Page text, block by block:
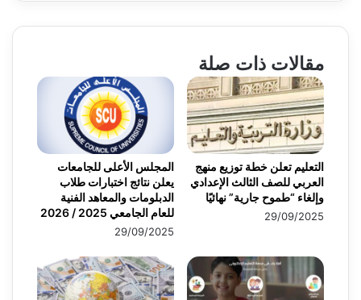
مقالات ذات صلة
المجلس الأعلى للجامعات
يعلن نتائج اختبارات طلاب
الدبلومات والمعاهد الفنية
للعام الجامعي 2025 / 2026
29/09/2025
التعليم تعلن خطة توزيع منهج
العربي للصف الثالث الإعدادي
وإلغاء “طموح جارية” نهائيًا
29/09/2025